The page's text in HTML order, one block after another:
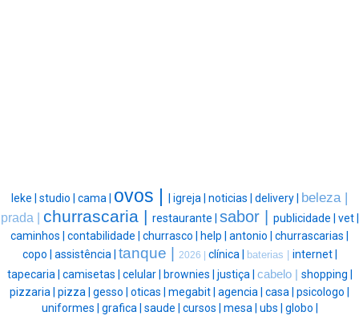
leke | studio | cama | ovos | | igreja | noticias | delivery | beleza |
prada | churrascaria | restaurante | sabor | publicidade | vet |
caminhos | contabilidade | churrasco | help | antonio | churrascarias |
copo | assistência | tanque | 2026 | clínica | baterias | internet |
tapecaria | camisetas | celular | brownies | justiça | cabelo | shopping |
pizzaria | pizza | gesso | oticas | megabit | agencia | casa | psicologo |
uniformes | grafica | saude | cursos | mesa | ubs | globo |